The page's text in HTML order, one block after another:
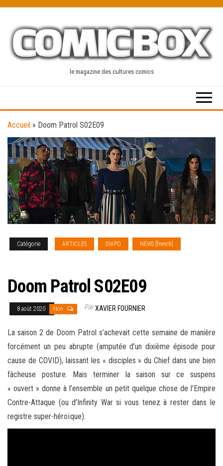
content
le magazine des cultures comics
Accueil » Doom Patrol S02E09
Catégorie ARTICLES DIAPO NEWS [french]
Doom Patrol S02E09
8 août 2020 Non ParXAVIER FOURNIER
La saison 2 de Doom Patrol s’achevait cette semaine de manière
forcément un peu abrupte (amputée d’un dixième épisode pour
cause de COVID), laissant les « disciples » du Chief dans une bien
fâcheuse posture. Mais terminerla saison sur ce suspens
« ouvert » donne à l’ensemble un petit quelque chose de l’Empire
Contre-Attaque (ou d’Infinity War si vous tenez à rester dans le
registre super-héroïque).